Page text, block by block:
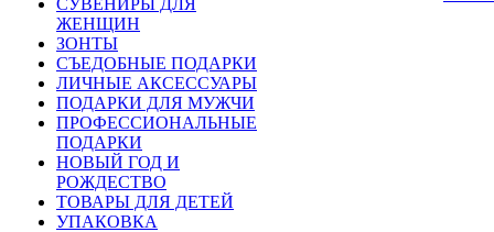
СУВЕНИРЫ ДЛЯ
ЖЕНЩИН
ЗОНТЫ
СЪЕДОБНЫЕ ПОДАРКИ
ЛИЧНЫЕ АКСЕССУАРЫ
ПОДАРКИ ДЛЯ МУЖЧИ
ПРОФЕССИОНАЛЬНЫЕ
ПОДАРКИ
НОВЫЙ ГОД И
РОЖДЕСТВО
ТОВАРЫ ДЛЯ ДЕТЕЙ
УПАКОВКА